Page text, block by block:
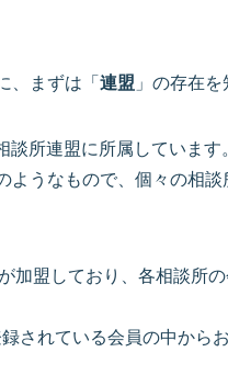
、まずは「連盟 」の存在を
所連盟に所属しています。
うなもので、個々の相
加盟しており、各相談所
されている会員の中から